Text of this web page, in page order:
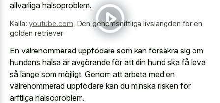
allvarliga hälsoproblem.
Källa: youtube.com Den genomsnittliga livslängden för en
golden retriever
En välrenommerad uppfödare som kan försäkra sig om
hundens hälsa är avgörande för att din hund ska få leva
så länge som möjligt. Genom att arbeta med en
välrenommerad uppfödare kan du minska risken för
ärftliga hälsoproblem.